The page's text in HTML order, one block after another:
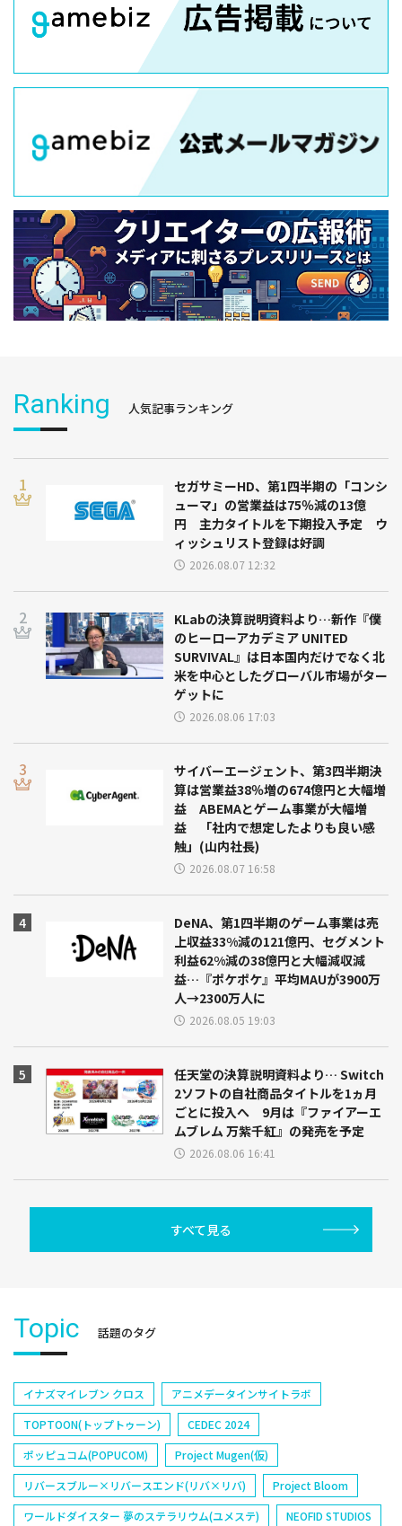
Ranking 人気記事ランキング
セガサミーHD、第1四半期の「コンシ
ューマ」の営業益は75％減の13億
円 主力タイトルを下期投入予定 ウ
ィッシュリスト登録は好調
2026.08.07 12:32
KLabの決算説明資料より…新作『僕
のヒーローアカデミア UNITED
SURVIVAL』は日本国内だけでなく北
米を中心としたグローバル市場がター
ゲットに
2026.08.06 17:03
サイバーエージェント、第3四半期決
算は営業益38％増の674億円と大幅増
益 ABEMAとゲーム事業が大幅増
益 「社内で想定したよりも良い感
触」(山内社長)
2026.08.07 16:58
DeNA、第1四半期のゲーム事業は売
上収益33%減の121億円、セグメント
利益62%減の38億円と大幅減収減
益…『ポケポケ』平均MAUが3900万
人→2300万人に
2026.08.05 19:03
任天堂の決算説明資料より… Switch
2ソフトの自社商品タイトルを1ヵ月
ごとに投入へ 9月は『ファイアーエ
ムブレム 万紫千紅』の発売を予定
2026.08.06 16:41
すべて見る
Topic 話題のタグ
イナズマイレブン クロス
アニメデータインサイトラボ
TOPTOON(トップトゥーン)
CEDEC 2024
ポッピュコム(POPUCOM)
Project Mugen(仮)
リバースブルー×リバースエンド(リバ×リバ)
Project Bloom
ワールドダイスター 夢のステラリウム(ユメステ)
NEOFID STUDIOS